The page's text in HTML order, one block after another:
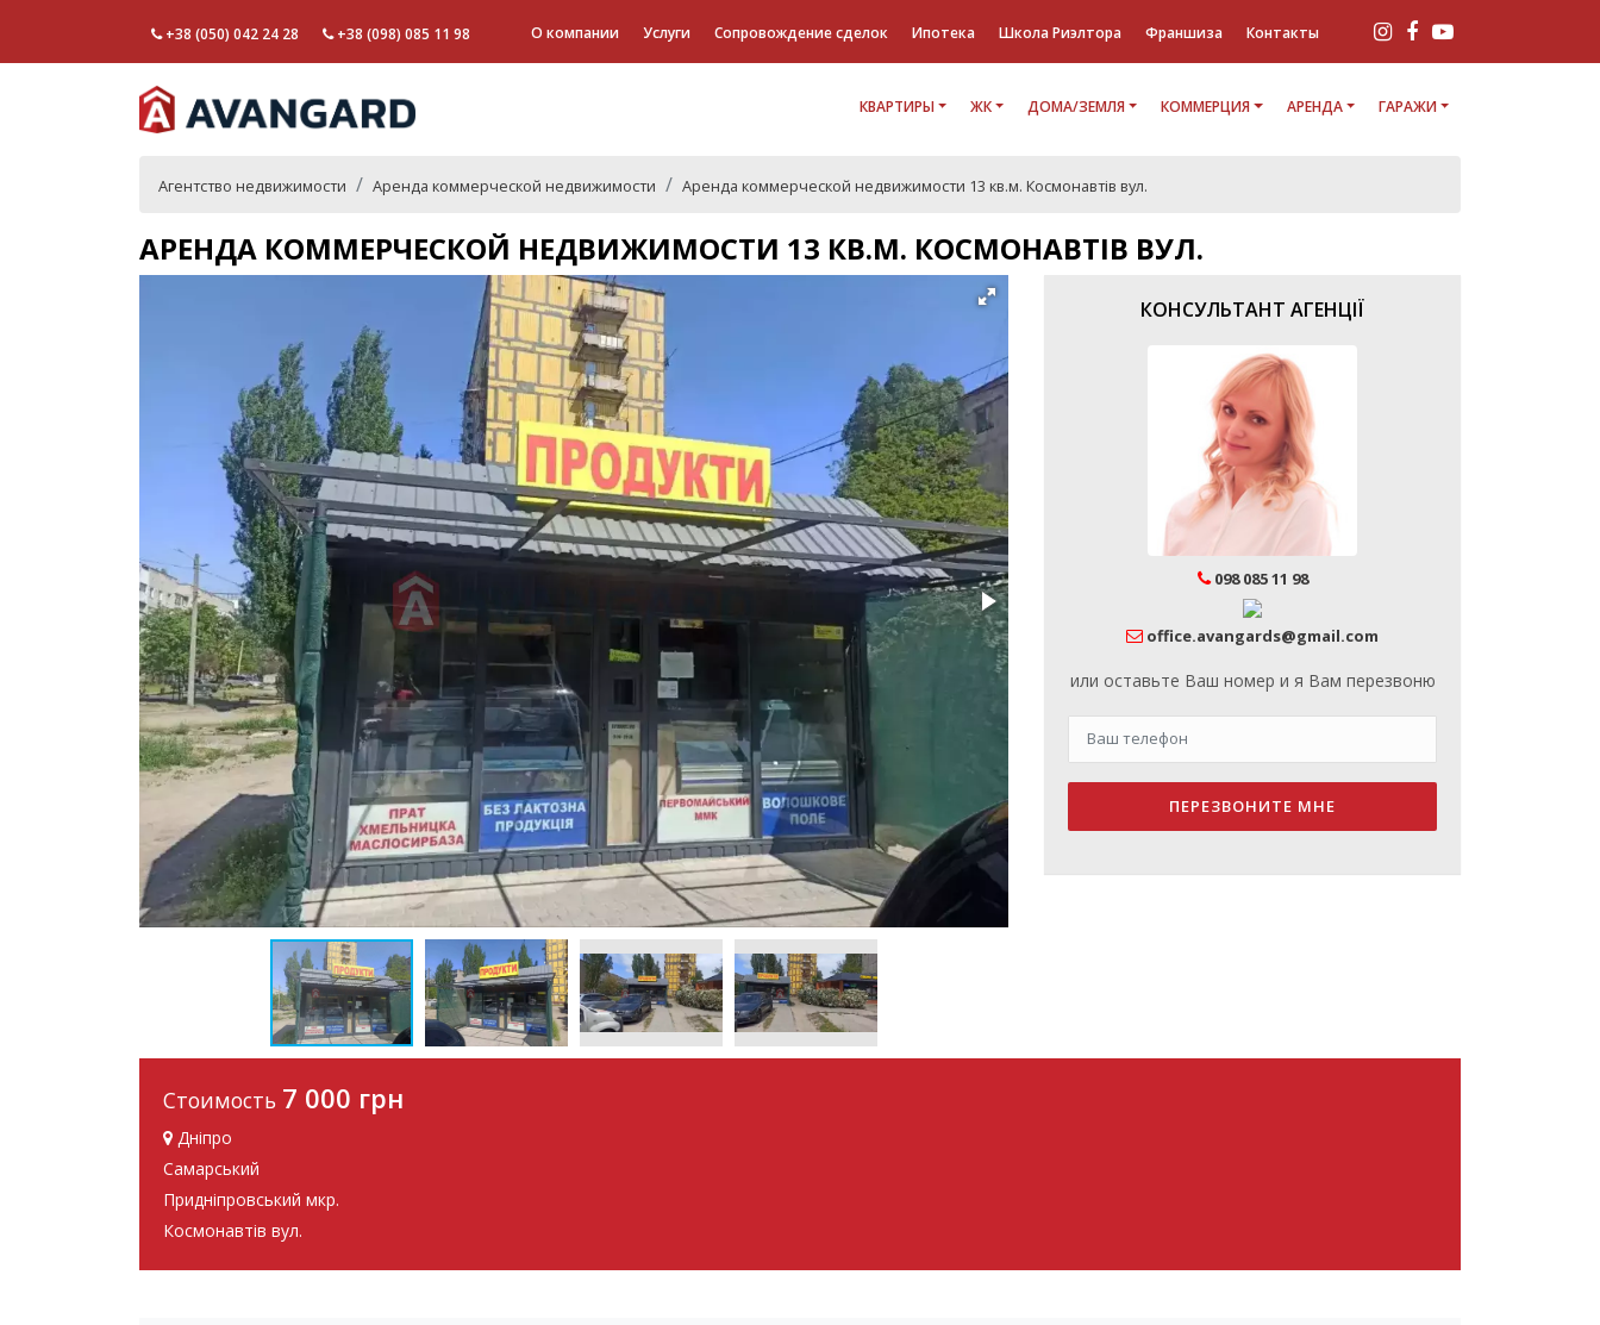
+38 (050) 042 24 28 +38 (098) 085 11 98 О компании Услуги Сопровождение сделок Ипотека Школа Риэлтора Франшиза Контакты
КВАРТИРЫ ЖК ДОМА/ЗЕМЛЯ КОММЕРЦИЯ АРЕНДА ГАРАЖИ
Агентство недвижимости Аренда коммерческой недвижимости Аренда коммерческой недвижимости 13 кв.м. Космонавтів вул.
АРЕНДА КОММЕРЧЕСКОЙ НЕДВИЖИМОСТИ 13 КВ.М. КОСМОНАВТІВ ВУЛ.
КОНСУЛЬТАНТ АГЕНЦІЇ
098 085 11 98
office.avangards@gmail.com
или оставьте Ваш номер и я Вам перезвоню
ПЕРЕЗВОНИТЕ МНЕ
Стоимость 7 000 грн
Дніпро
Самарський
Придніпровський мкр.
Космонавтів вул.